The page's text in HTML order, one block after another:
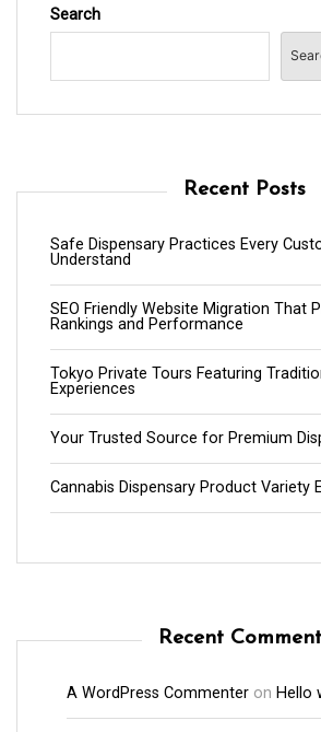
Search
Recent Posts
Safe Dispensary Practices Every
Understand
SEO Friendly Website Migration That
Rankings and Performance
Tokyo Private Tours Featuring
Experiences
Your Trusted Source for Premium
Cannabis Dispensary Product Variety
Recent
A WordPress Commenter on Hello